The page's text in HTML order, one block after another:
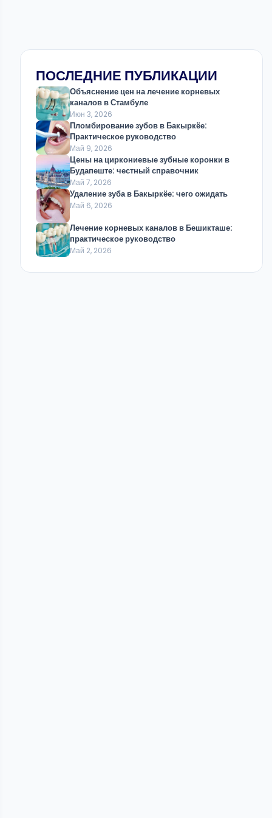
ПОСЛЕДНИЕ ПУБЛИКАЦИИ
Объяснение цен на лечение корневых
каналов в Стамбуле
Июн 3, 2026
Пломбирование зубов в Бакыркёе:
Практическое руководство
Май 9, 2026
Цены на циркониевые зубные коронки в
Будапеште: честный справочник
Май 7, 2026
Удаление зуба в Бакыркёе: чего ожидать
Май 6, 2026
Лечение корневых каналов в Бешикташе:
практическое руководство
Май 2, 2026